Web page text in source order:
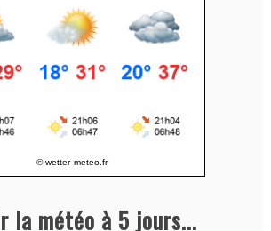
© wetter meteo.fr
la météo à 5 jours...